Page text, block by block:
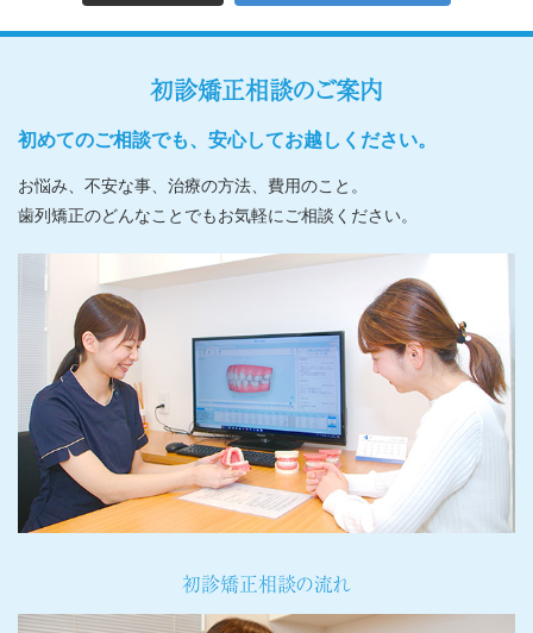
初診矯正相談のご案内
初めてのご相談でも、安心してお越しください。
お悩み、不安な事、治療の方法、費用のこと。
歯列矯正のどんなことでもお気軽にご相談ください。
初診矯正相談の流れ